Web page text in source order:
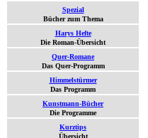
Spezial
Bücher zum Thema
Harys Hefte
Die Roman-Übersicht
Quer-Romane
Das Quer-Programm
Himmelstürmer
Das Programm
Kunstmann-Bücher
Die Programme
Kurztips
Übersicht